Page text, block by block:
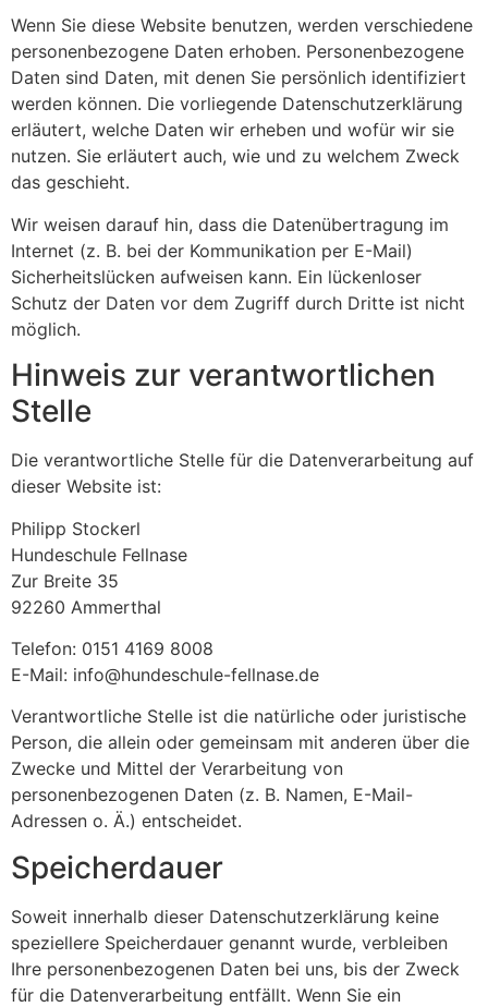
Wenn Sie diese Website benutzen, werden verschiedene
personenbezogene Daten erhoben. Personenbezogene
Daten sind Daten, mit denen Sie persönlich identifiziert
werden können. Die vorliegende Datenschutzerklärung
erläutert, welche Daten wir erheben und wofür wir sie
nutzen. Sie erläutert auch, wie und zu welchem Zweck
das geschieht.
Wir weisen darauf hin, dass die Datenübertragung im
Internet (z. B. bei der Kommunikation per E-Mail)
Sicherheitslücken aufweisen kann. Ein lückenloser
Schutz der Daten vor dem Zugriff durch Dritte ist nicht
möglich.
Hinweis zur verantwortlichen
Stelle
Die verantwortliche Stelle für die Datenverarbeitung auf
dieser Website ist:
Philipp Stockerl
Hundeschule Fellnase
Zur Breite 35
92260 Ammerthal
Telefon: 0151 4169 8008
E-Mail: info@hundeschule-fellnase.de
Verantwortliche Stelle ist die natürliche oder juristische
Person, die allein oder gemeinsam mit anderen über die
Zwecke und Mittel der Verarbeitung von
personenbezogenen Daten (z. B. Namen, E-Mail-
Adressen o. Ä.) entscheidet.
Speicherdauer
Soweit innerhalb dieser Datenschutzerklärung keine
speziellere Speicherdauer genannt wurde, verbleiben
Ihre personenbezogenen Daten bei uns, bis der Zweck
für die Datenverarbeitung entfällt. Wenn Sie ein